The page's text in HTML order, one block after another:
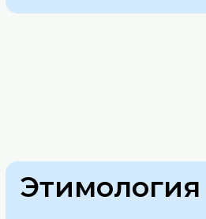
Этимология